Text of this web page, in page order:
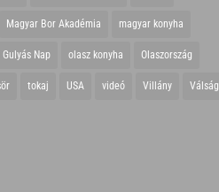
Magyar Bor Akadémia magyar konyha
Nap olasz konyha Olaszország
tokaj USA videó Villány Válság